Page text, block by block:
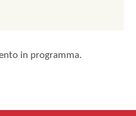
in programma.